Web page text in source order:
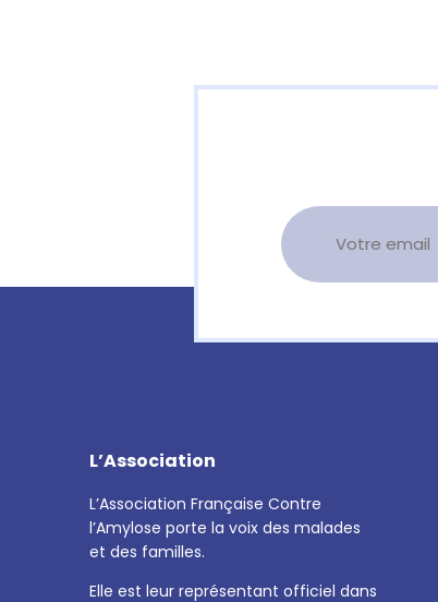
L’Association
L’Association Française Contre
l’Amylose porte la voix des malades
et des familles.
Elle est leur représentant officiel dans